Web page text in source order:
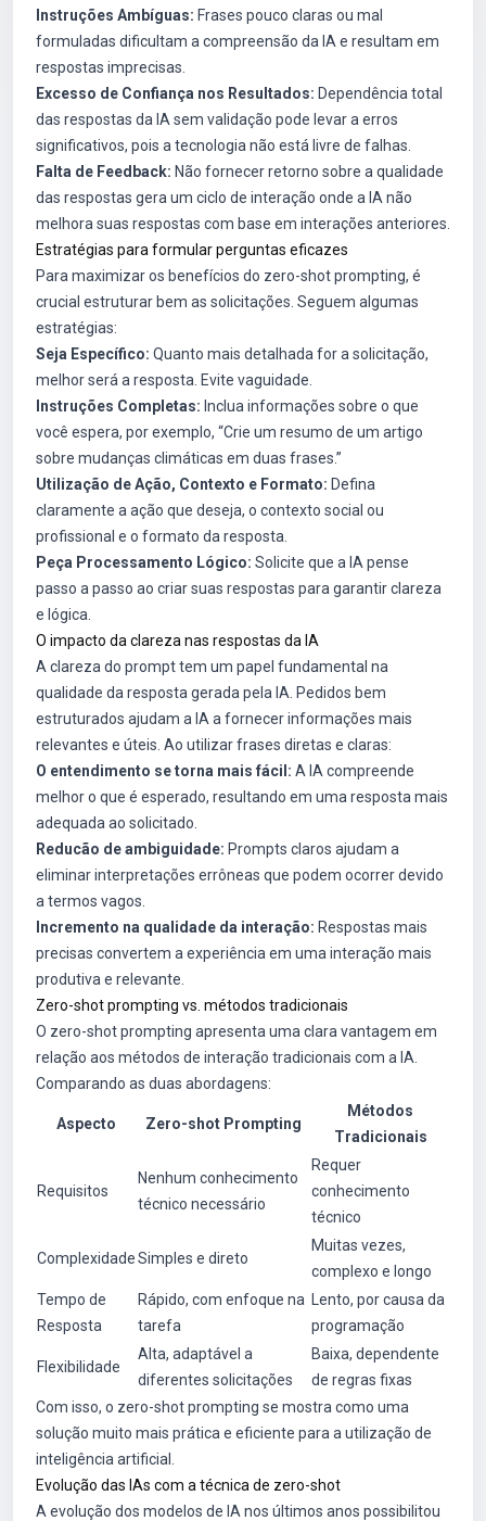
Instruções Ambíguas: Frases pouco claras ou mal
formuladas dificultam a compreensão da IA e resultam em
respostas imprecisas.
Excesso de Confiança nos Resultados: Dependência total
das respostas da IA sem validação pode levar a erros
significativos, pois a tecnologia não está livre de falhas.
Falta de Feedback: Não fornecer retorno sobre a qualidade
das respostas gera um ciclo de interação onde a IA não
melhora suas respostas com base em interações anteriores.
Estratégias para formular perguntas eficazes
Para maximizar os benefícios do zero-shot prompting, é
crucial estruturar bem as solicitações. Seguem algumas
estratégias:
Seja Específico: Quanto mais detalhada for a solicitação,
melhor será a resposta. Evite vaguidade.
Instruções Completas: Inclua informações sobre o que
você espera, por exemplo, “Crie um resumo de um artigo
sobre mudanças climáticas em duas frases.”
Utilização de Ação, Contexto e Formato: Defina
claramente a ação que deseja, o contexto social ou
profissional e o formato da resposta.
Peça Processamento Lógico: Solicite que a IA pense
passo a passo ao criar suas respostas para garantir clareza
e lógica.
O impacto da clareza nas respostas da IA
A clareza do prompt tem um papel fundamental na
qualidade da resposta gerada pela IA. Pedidos bem
estruturados ajudam a IA a fornecer informações mais
relevantes e úteis. Ao utilizar frases diretas e claras:
O entendimento se torna mais fácil: A IA compreende
melhor o que é esperado, resultando em uma resposta mais
adequada ao solicitado.
Reducão de ambiguidade: Prompts claros ajudam a
eliminar interpretações errôneas que podem ocorrer devido
a termos vagos.
Incremento na qualidade da interação: Respostas mais
precisas convertem a experiência em uma interação mais
produtiva e relevante.
Zero-shot prompting vs. métodos tradicionais
O zero-shot prompting apresenta uma clara vantagem em
relação aos métodos de interação tradicionais com a IA.
Comparando as duas abordagens:
Aspecto Zero-shot Prompting
Métodos
Tradicionais
Requisitos
Nenhum conhecimento
técnico necessário
Requer
conhecimento
técnico
ComplexidadeSimples e direto
Muitas vezes,
complexo e longo
Tempo de
Resposta
Rápido, com enfoque na
tarefa
Lento, por causa da
programação
Flexibilidade
Alta, adaptável a
diferentes solicitações
Baixa, dependente
de regras fixas
Com isso, o zero-shot prompting se mostra como uma
solução muito mais prática e eficiente para a utilização de
inteligência artificial.
Evolução das IAs com a técnica de zero-shot
A evolução dos modelos de IA nos últimos anos possibilitou